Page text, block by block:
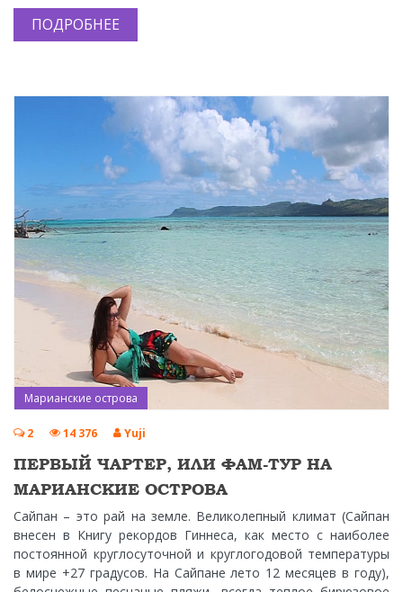
ПОДРОБНЕЕ
Марианские острова
2 14 376 Yuji
ПЕРВЫЙ ЧАРТЕР, ИЛИ ФАМ-ТУР НА
МАРИАНСКИЕ ОСТРОВА
Сайпан – это рай на земле. Великолепный климат (Сайпан
внесен в Книгу рекордов Гиннеса, как место с наиболее
постоянной круглосуточной и круглогодовой температуры
в мире +27 градусов. На Сайпане лето 12 месяцев в году),